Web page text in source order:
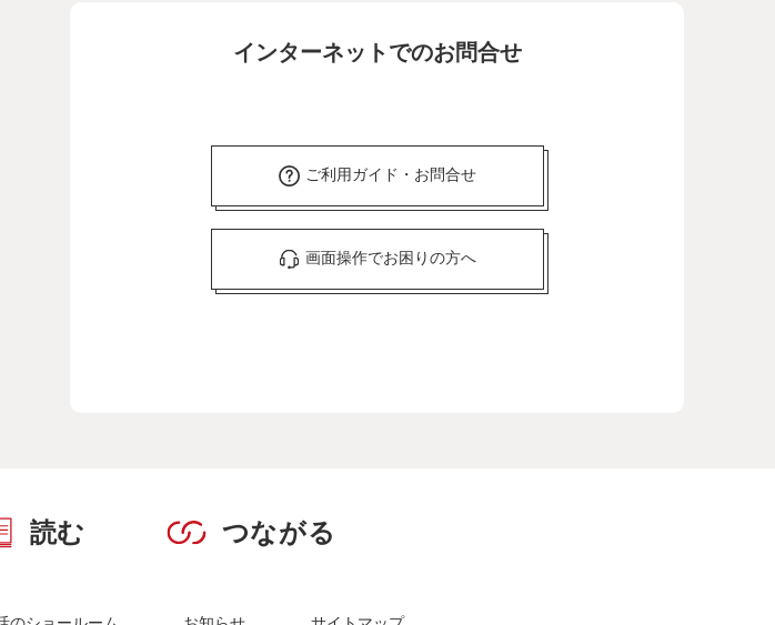
インターネットでのお問合せ
ご利用ガイド・お問合せ
画面操作でお困りの方へ
読む つながる